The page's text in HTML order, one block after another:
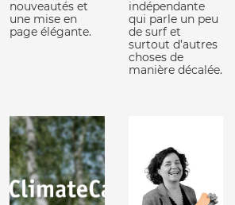
nouveautés et
une mise en
page élégante.
indépendante
qui parle un peu
de surf et
surtout d’autres
choses de
manière décalée.